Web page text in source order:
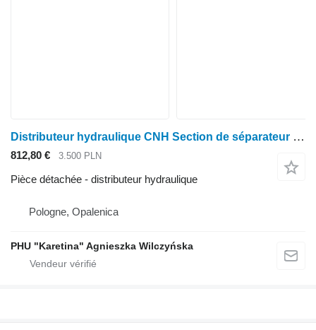
Distributeur hydraulique CNH Section de séparateur 8732 pour New Holland Case T7, T7000 et Puma T7040 pour tracteur à roues New Holland T7, T7000, T7040, Massey Ferguson 8732 ,Case IH Puma
812,80 € 3.500 PLN
Pièce détachée - distributeur hydraulique
Pologne, Opalenica
PHU "Karetina" Agnieszka Wilczyńska